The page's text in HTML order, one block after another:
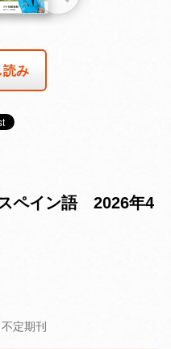
読み
ペイン語 2026年4
定期刊